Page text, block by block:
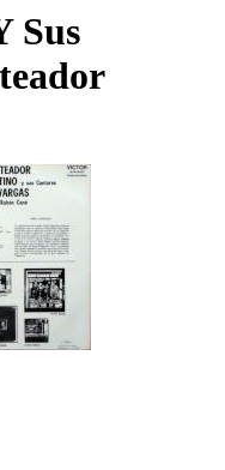
Sus